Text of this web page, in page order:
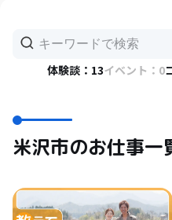
体験談：13イベント：0
米沢市のお仕事一